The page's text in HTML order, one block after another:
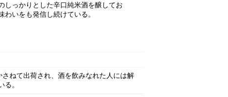
しっかりとした辛口純米酒を醸してお
わいをも発信し続けている。
ねて出荷され、酒を飲みなれた人には解
。